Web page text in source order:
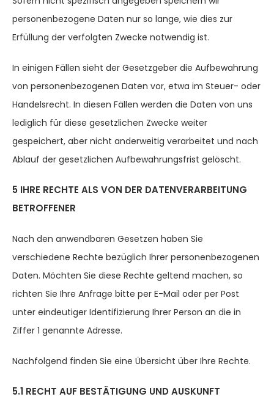
personenbezogene Daten nur so lange, wie dies zur
Erfüllung der verfolgten Zwecke notwendig ist.
In einigen Fällen sieht der Gesetzgeber die Aufbewahrung
von personenbezogenen Daten vor, etwa im Steuer- oder
Handelsrecht. In diesen Fällen werden die Daten von uns
lediglich für diese gesetzlichen Zwecke weiter
gespeichert, aber nicht anderweitig verarbeitet und nach
Ablauf der gesetzlichen Aufbewahrungsfrist gelöscht.
5 IHRE RECHTE ALS VON DER DATENVERARBEITUNG
BETROFFENER
Nach den anwendbaren Gesetzen haben Sie
verschiedene Rechte bezüglich Ihrer personenbezogenen
Daten. Möchten Sie diese Rechte geltend machen, so
richten Sie Ihre Anfrage bitte per E-Mail oder per Post
unter eindeutiger Identifizierung Ihrer Person an die in
Ziffer 1 genannte Adresse.
Nachfolgend finden Sie eine Übersicht über Ihre Rechte.
5.1 RECHT AUF BESTÄTIGUNG UND AUSKUNFT